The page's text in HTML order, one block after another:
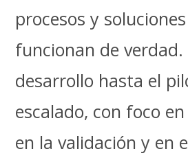
procesos y
funcionan de verdad.
desarrollo hasta el
escalado, con foco
en la validación y en